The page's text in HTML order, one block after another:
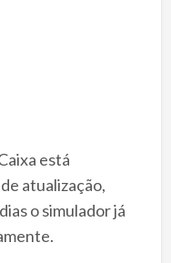
está
atualização,
o simulador já